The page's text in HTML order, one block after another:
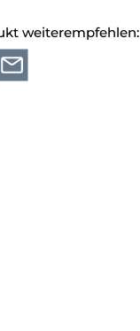
weiterempfehlen: